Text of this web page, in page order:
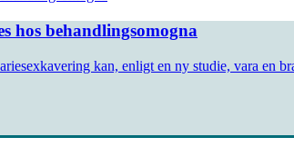
hos behandlingsomogna
kan, enligt en ny studie, vara en